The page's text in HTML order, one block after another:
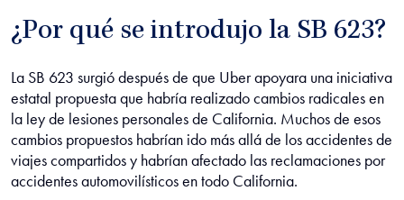
¿Por qué se introdujo la SB 623?
La SB 623 surgió después de que Uber apoyara una iniciativa
estatal propuesta que habría realizado cambios radicales en
la ley de lesiones personales de California. Muchos de esos
cambios propuestos habrían ido más allá de los accidentes de
viajes compartidos y habrían afectado las reclamaciones por
accidentes automovilísticos en todo California.